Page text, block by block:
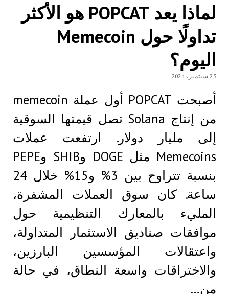
لماذا يعد POPCAT هو الأكثر
تداولًا حول Memecoin
اليوم؟
25 سبتمبر، 2024
أصبحت POPCAT أول عملة memecoin
من إنتاج Solana تصل قيمتها السوقية
إلى مليار دولار. ارتفعت عملات
Memecoins مثل DOGE وSHIB وPEPE
بنسبة تتراوح بين 3% و15% خلال 24
ساعة. كان سوق العملات المشفرة،
المليء بالمعارك التنظيمية حول
موافقات صناديق الاستثمار المتداولة،
واعتقالات المؤسسين البارزين،
والاختراقات واسعة النطاق، في حالة
من…